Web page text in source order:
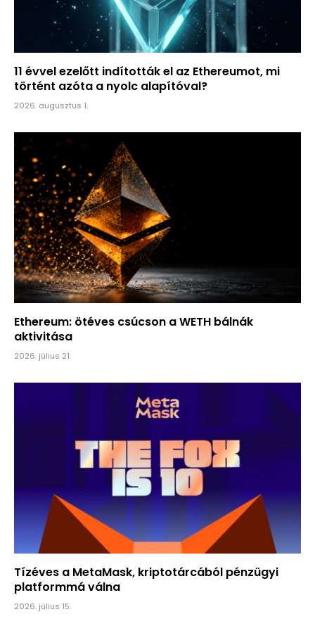
11 évvel ezelőtt indították el az Ethereumot, mi
történt azóta a nyolc alapítóval?
2026. augusztus 1.
Ethereum: ötéves csúcson a WETH bálnák
aktivitása
2026. július 21.
Tízéves a MetaMask, kriptotárcából pénzügyi
platformmá válna
2026. július 15.